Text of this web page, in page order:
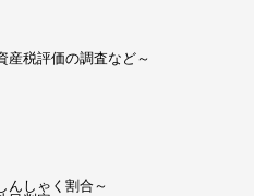
税評価の調査など～
しゃく割合～